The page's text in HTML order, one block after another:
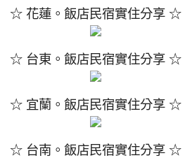
☆ 花蓮。飯店民宿實住分享 ☆
☆ 台東。飯店民宿實住分享 ☆
☆ 宜蘭。飯店民宿實住分享 ☆
☆ 台南。飯店民宿實住分享 ☆